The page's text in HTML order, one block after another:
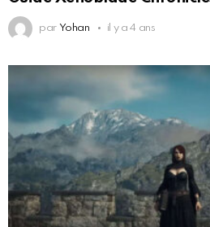
par Yohan il y a 4 ans